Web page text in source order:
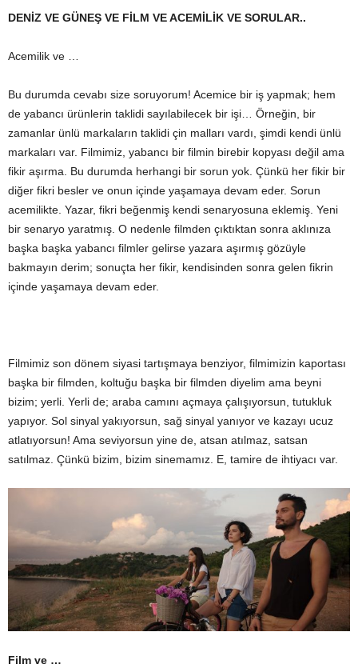
DENİZ VE GÜNEŞ VE FİLM VE ACEMİLİK VE SORULAR..
Acemilik ve …
Bu durumda cevabı size soruyorum! Acemice bir iş yapmak; hem
de yabancı ürünlerin taklidi sayılabilecek bir işi… Örneğin, bir
zamanlar ünlü markaların taklidi çin malları vardı, şimdi kendi ünlü
markaları var. Filmimiz, yabancı bir filmin birebir kopyası değil ama
fikir aşırma. Bu durumda herhangi bir sorun yok. Çünkü her fikir bir
diğer fikri besler ve onun içinde yaşamaya devam eder. Sorun
acemilikte. Yazar, fikri beğenmiş kendi senaryosuna eklemiş. Yeni
bir senaryo yaratmış. O nedenle filmden çıktıktan sonra aklınıza
başka başka yabancı filmler gelirse yazara aşırmış gözüyle
bakmayın derim; sonuçta her fikir, kendisinden sonra gelen fikrin
içinde yaşamaya devam eder.
Filmimiz son dönem siyasi tartışmaya benziyor, filmimizin kaportası
başka bir filmden, koltuğu başka bir filmden diyelim ama beyni
bizim; yerli. Yerli de; araba camını açmaya çalışıyorsun, tutukluk
yapıyor. Sol sinyal yakıyorsun, sağ sinyal yanıyor ve kazayı ucuz
atlatıyorsun! Ama seviyorsun yine de, atsan atılmaz, satsan
satılmaz. Çünkü bizim, bizim sinemamız. E, tamire de ihtiyacı var.
Film ve …